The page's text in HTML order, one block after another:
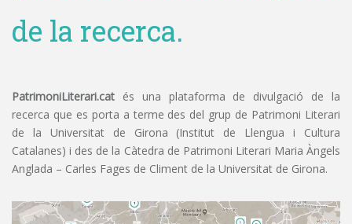
de la recerca.
PatrimoniLiterari.cat és una plataforma de divulgació de la
recerca que es porta a terme des del grup de Patrimoni Literari
de la Universitat de Girona (Institut de Llengua i Cultura
Catalanes) i des de la Càtedra de Patrimoni Literari Maria Àngels
Anglada – Carles Fages de Climent de la Universitat de Girona.